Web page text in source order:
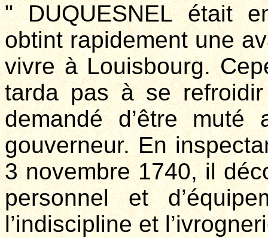
" DUQUESNEL était
obtint rapidement une
vivre à Louisbourg.
tarda pas à se
demandé d’être
gouverneur. En
3 novembre 1740, il
personnel et
l’indiscipline et